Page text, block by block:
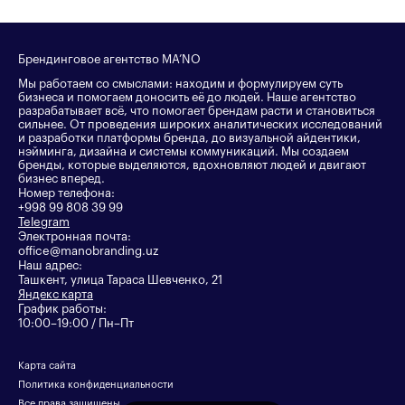
Брендинговое агентство MA’NO
Мы работаем со смыслами: находим и формулируем суть
бизнеса и помогаем доносить её до людей. Наше агентство
разрабатывает всё, что помогает брендам расти и становиться
сильнее. От проведения широких аналитических исследований
и разработки платформы бренда, до визуальной айдентики,
нэйминга, дизайна и системы коммуникаций. Мы создаем
бренды, которые выделяются, вдохновляют людей и двигают
бизнес вперед.
Номер телефона:
+998 99 808 39 99
Telegram
Электронная почта:
office@manobranding.uz
Наш адрес:
Ташкент, улица Тараса Шевченко, 21
Яндекс карта
График работы:
10:00–19:00 / Пн–Пт
Карта сайта
Политика конфиденциальности